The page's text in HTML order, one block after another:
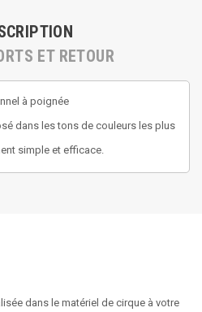
ET RETOUR
à poignée
dans les tons de couleurs les plus
simple et efficace.
dans le matériel de cirque à votre